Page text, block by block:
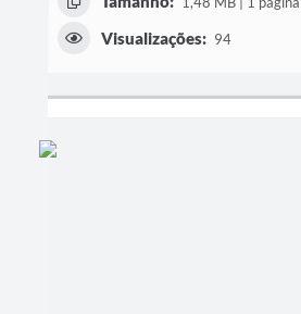
Visualizações: 94